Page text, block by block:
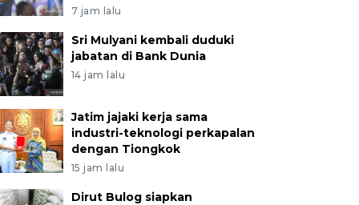
7 jam lalu
Sri Mulyani kembali duduki
jabatan di Bank Dunia
14 jam lalu
Jatim jajaki kerja sama
industri-teknologi perkapalan
dengan Tiongkok
15 jam lalu
Dirut Bulog siapkan